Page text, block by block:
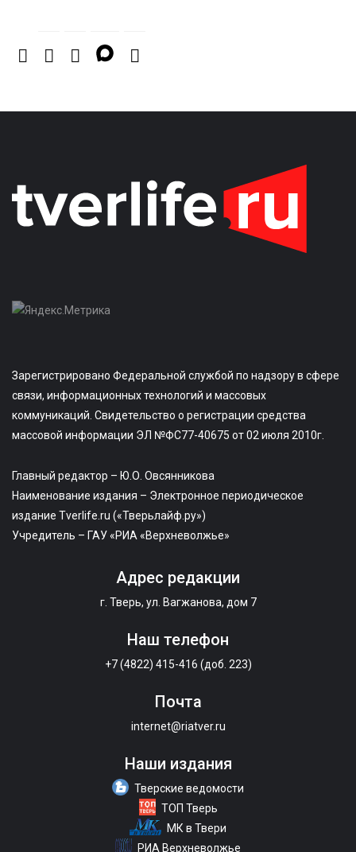
Зарегистрировано Федеральной службой по надзору в сфере
связи, информационных технологий и массовых
коммуникаций. Свидетельство о регистрации средства
массовой информации ЭЛ №ФС77-40675 от 02 июля 2010г.
Главный редактор – Ю.О. Овсянникова
Наименование издания – Электронное периодическое
издание Tverlife.ru («Тверьлайф.ру»)
Учредитель – ГАУ «РИА «Верхневолжье»
Адрес редакции
г. Тверь, ул. Вагжанова, дом 7
Наш телефон
+7 (4822) 415-416 (доб. 223)
Почта
internet@riatver.ru
Наши издания
Тверские ведомости
ТОП Тверь
МК в Твери
РИА Верхневолжье